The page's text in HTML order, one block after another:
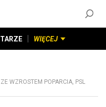
WIĘCEJ
WZROSTEM POPARCIA, PSL